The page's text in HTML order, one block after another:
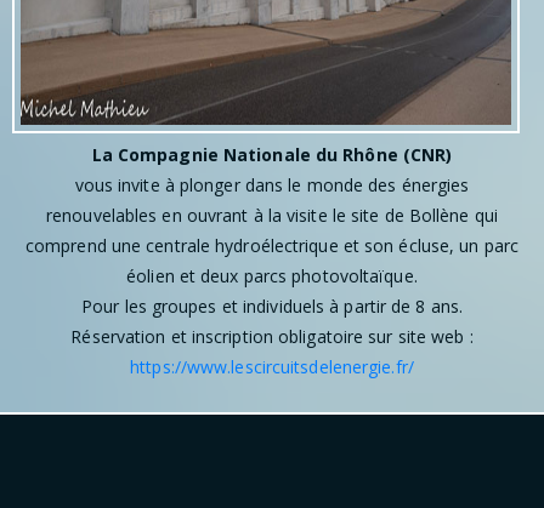
La Compagnie Nationale du Rhône (CNR)
vous invite à plonger dans le monde des énergies
renouvelables en ouvrant à la visite le site de Bollène qui
comprend une centrale hydroélectrique et son écluse, un parc
éolien et deux parcs photovoltaïque.
Pour les groupes et individuels à partir de 8 ans.
Réservation et inscription obligatoire sur site web :
https://www.lescircuitsdelenergie.fr/